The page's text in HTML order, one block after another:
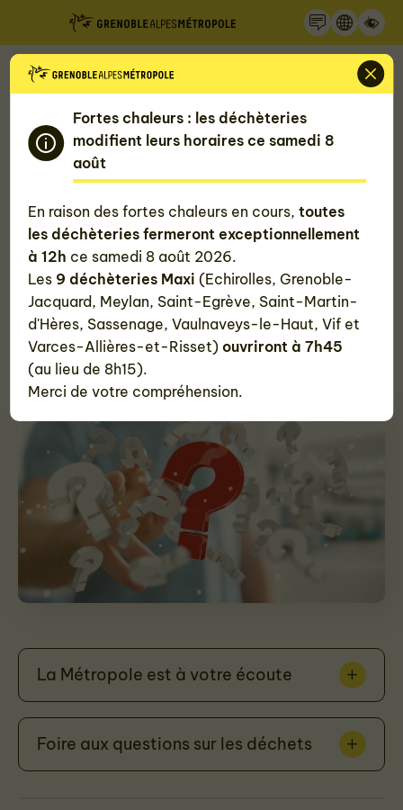
Panneau de gestion des cookies
Fortes chaleurs : les déchèteries
modifient leurs horaires ce samedi 8
août
En raison des fortes chaleurs en cours,toutes
les déchèteries fermeront exceptionnellement
à 12h ce samedi 8 août 2026.
Les 9 déchèteries Maxi (Echirolles, Grenoble-
Jacquard, Meylan, Saint-Egrève, Saint-Martin-
d'Hères, Sassenage, Vaulnaveys-le-Haut, Vif et
Varces-Allières-et-Risset) ouvriront à 7h45
(au lieu de 8h15).
Merci de votre compréhension.
Accueil
Mon quotidien, ma Métropole
Gérer mes déchets
Demander un renseignement ou un
un autocollant "stop pub"
Vous avez une question sur la collecte des
poubelles, le tri de vos déchets, les déchèteries ?
Vous souhaitez recevoir une documentation sur le tri
ou un autocollant stop pub (également disponibles
en mairie) ? Contactez-nous !
La Métropole est à votre écoute
Foire aux questions sur les déchets